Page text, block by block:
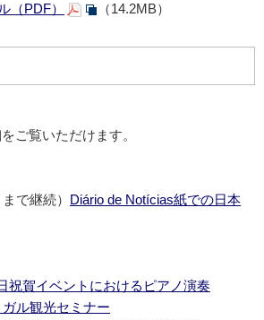
（PDF）
（14.2MB）
ご覧いただけます。
で継続）
Diário de Notícias紙での日本
祝賀イベントにおけるピアノ演奏
ガル観光セミナー